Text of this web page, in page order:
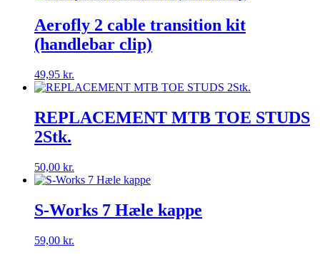
Aerofly 2 cable transition kit
(handlebar clip)
49,95 kr.
REPLACEMENT MTB TOE STUDS
2Stk.
50,00 kr.
S-Works 7 Hæle kappe
59,00 kr.